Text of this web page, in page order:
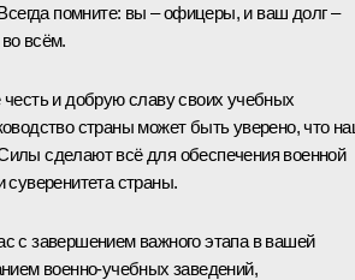
помните: вы – офицеры, и ваш долг –
всём.
и добрую славу своих учебных
страны может быть уверено, что
сделают всё для обеспечения военной
суверенитета страны.
с завершением важного этапа в вашей
военно-учебных заведений,